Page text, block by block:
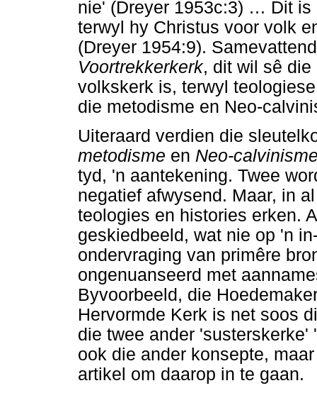
nie' (Dreyer 1953c:3) … Dit
terwyl hy Christus voor volk
(Dreyer 1954:9).
Voortrekkerkerk, dit wil sê die
volkskerk is, terwyl
die metodisme en Neo-
Uiteraard verdien die
metodisme en Neo-
tyd, 'n aantekening. Twee
negatief afwysend. Maar, in
teologies en histories erken.
geskiedbeeld, wat nie op 'n
ondervraging van primêre
ongenuanseerd met
Byvoorbeeld, die
Hervormde Kerk is net soos
die twee ander
ook die ander konsepte,
artikel om daarop in te gaan.